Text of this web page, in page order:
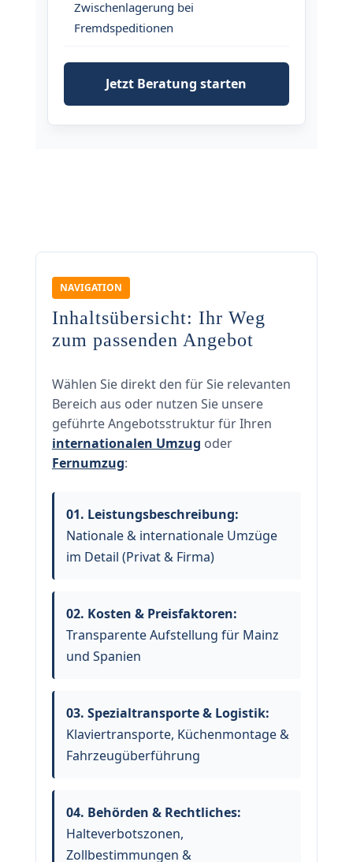
Zwischenlagerung bei
Fremdspeditionen
Jetzt Beratung starten
NAVIGATION
Inhaltsübersicht: Ihr Weg
zum passenden Angebot
Wählen Sie direkt den für Sie relevanten
Bereich aus oder nutzen Sie unsere
geführte Angebotsstruktur für Ihren
internationalen Umzug oder
Fernumzug:
01. Leistungsbeschreibung:
Nationale & internationale Umzüge
im Detail (Privat& Firma)
02. Kosten & Preisfaktoren:
Transparente Aufstellung für Mainz
und Spanien
03. Spezialtransporte & Logistik:
Klaviertransporte, Küchenmontage&
Fahrzeugüberführung
04. Behörden & Rechtliches:
Halteverbotszonen,
Zollbestimmungen &